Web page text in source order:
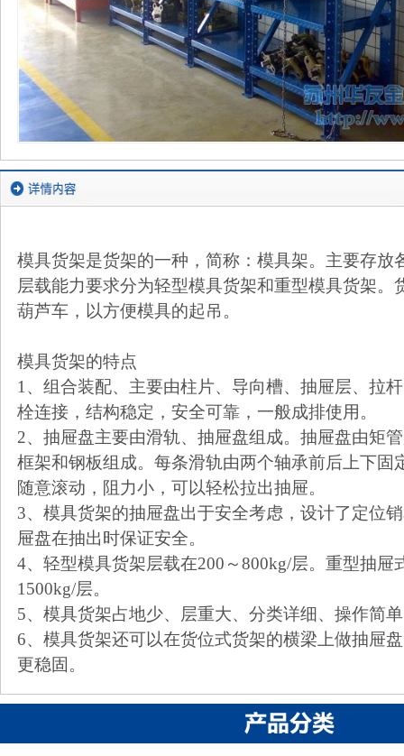
模具货架是货架的一种，简称：模具架。主要存放
层载能力要求分为轻型模具货架和重型模具货架。
葫芦车，以方便模具的起吊。
模具货架的特点
1、组合装配、主要由柱片、导向槽、抽屉层、拉
栓连接，结构稳定，安全可靠，一般成排使用。
2、抽屉盘主要由滑轨、抽屉盘组成。抽屉盘由矩
框架和钢板组成。每条滑轨由两个轴承前后上下固
随意滚动，阻力小，可以轻松拉出抽屉。
3、模具货架的抽屉盘出于安全考虑，设计了定位
屉盘在抽出时保证安全。
4、轻型模具货架层载在200～800kg/层。重型抽屉
1500kg/层。
5、模具货架占地少、层重大、分类详细、操
6、模具货架还可以在货位式货架的横梁上做抽屉
更稳固。